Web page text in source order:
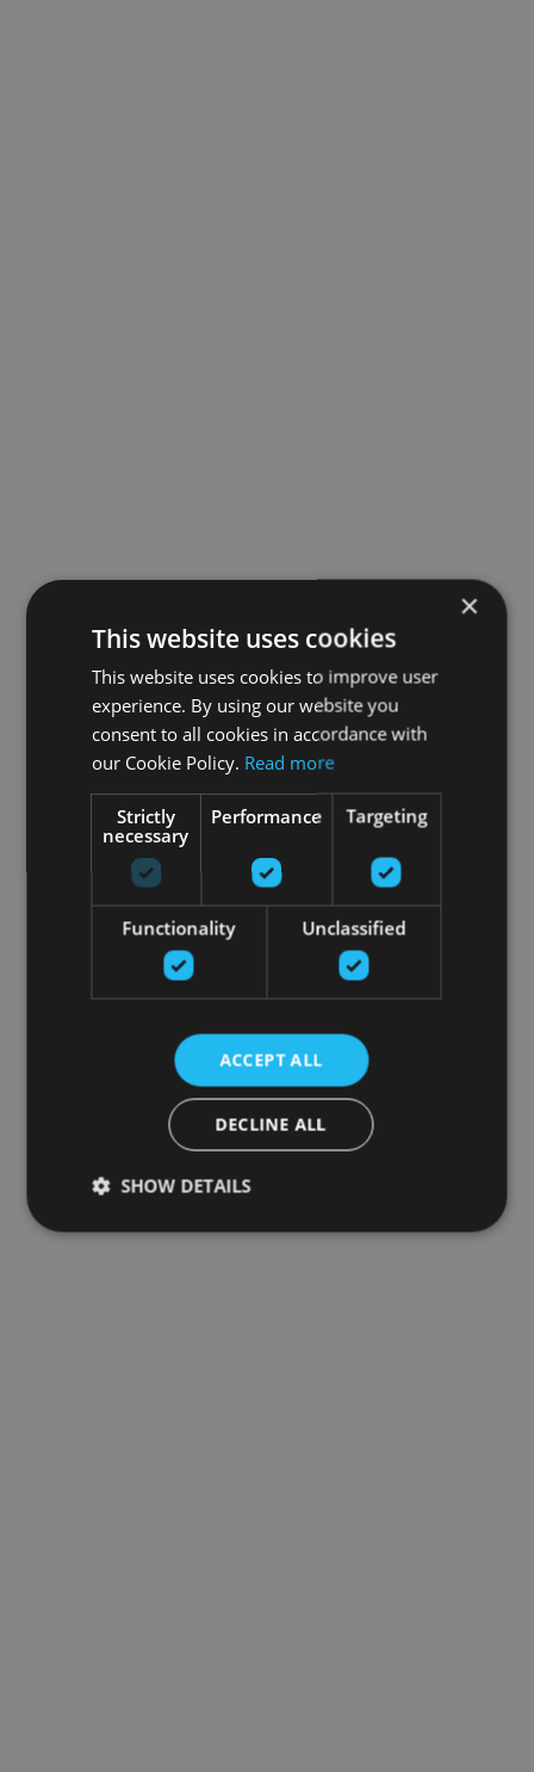
×
This website uses cookies
This website uses cookies to improve user
experience. By using our website you
consent to all cookies in accordance with
our Cookie Policy. Read more
Strictly
necessary
Performance Targeting
Functionality Unclassified
ACCEPT ALL
DECLINE ALL
SHOW DETAILS